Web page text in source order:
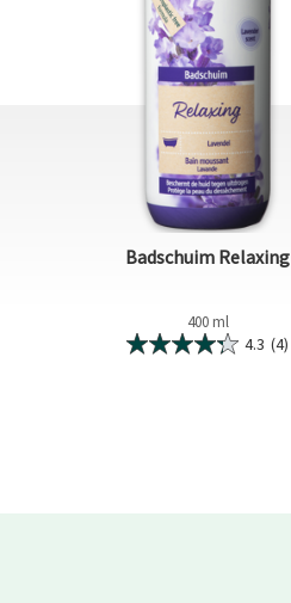
Badschuim Relaxing
400 ml
4.3 (4)